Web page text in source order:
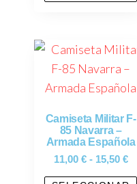
Camiseta Militar F-
85 Navarra –
Armada Española
11,00 € - 15,50 €